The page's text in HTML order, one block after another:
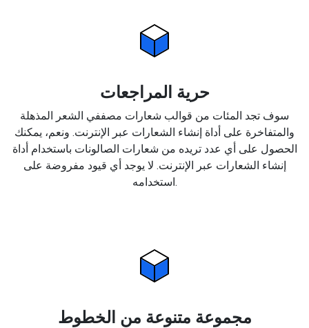
حرية المراجعات
سوف تجد المئات من قوالب شعارات مصففي الشعر المذهلة
والمتفاخرة على أداة إنشاء الشعارات عبر الإنترنت. ونعم، يمكنك
الحصول على أي عدد تريده من شعارات الصالونات باستخدام أداة
إنشاء الشعارات عبر الإنترنت. لا يوجد أي قيود مفروضة على
استخدامه.
مجموعة متنوعة من الخطوط